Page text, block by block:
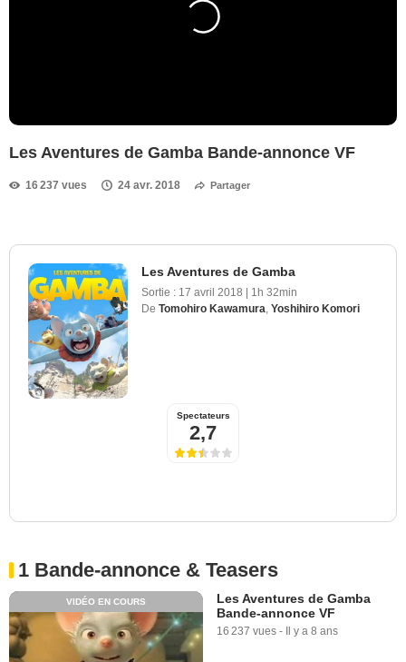
Les Aventures de Gamba Bande-annonce VF
16 237 vues 24 avr. 2018 Partager
Les Aventures de Gamba
Sortie : 17 avril 2018 | 1h 32min
De Tomohiro Kawamura Yoshihiro Komori
Spectateurs
2,7
1 Bande-annonce & Teasers
VIDÉO EN COURS
Les Aventures de Gamba
Bande-annonce VF
16 237 vues - Il y a 8 ans